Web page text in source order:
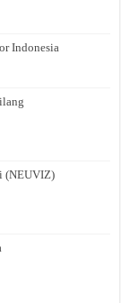
Indonesia
(NEUVIZ)